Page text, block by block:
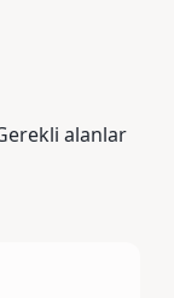
alanlar